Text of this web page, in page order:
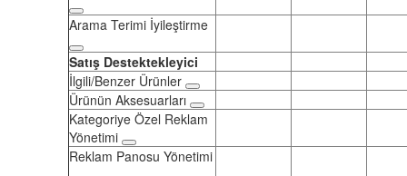
Arama Terimi İyileştirme
Satış Destektekleyici
İlgili/Benzer Ürünler
Ürünün Aksesuarları
Kategoriye Özel Reklam
Yönetimi
Reklam Panosu Yönetimi